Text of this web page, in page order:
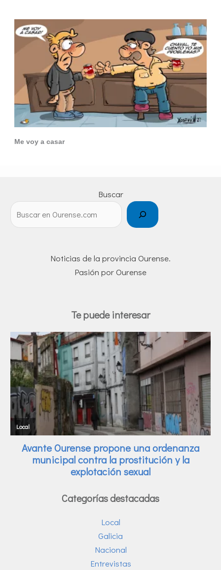
Me voy a casar
Buscar
Noticias de la provincia Ourense.
Pasión por Ourense
Te puede interesar
Categorías destacadas
Local
Galicia
Nacional
Entrevistas